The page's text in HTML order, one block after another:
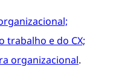
trabalho e do CX;
organizacional.